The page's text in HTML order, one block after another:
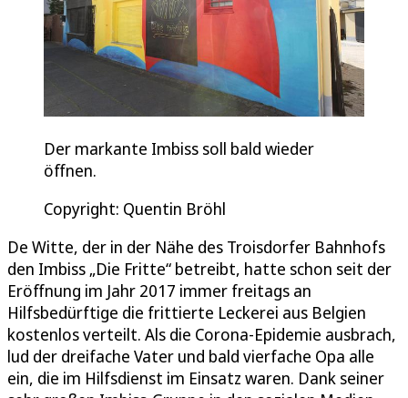
Der markante Imbiss soll bald wieder
öffnen.
Copyright: Quentin Bröhl
De Witte, der in der Nähe des Troisdorfer Bahnhofs
den Imbiss „Die Fritte“ betreibt, hatte schon seit der
Eröffnung im Jahr 2017 immer freitags an
Hilfsbedürftige die frittierte Leckerei aus Belgien
kostenlos verteilt. Als die Corona-Epidemie ausbrach,
lud der dreifache Vater und bald vierfache Opa alle
ein, die im Hilfsdienst im Einsatz waren. Dank seiner